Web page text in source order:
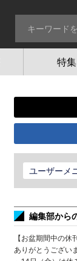
特集
ユーザーメ
編集部から
【お盆期間中の
ありがとうござい